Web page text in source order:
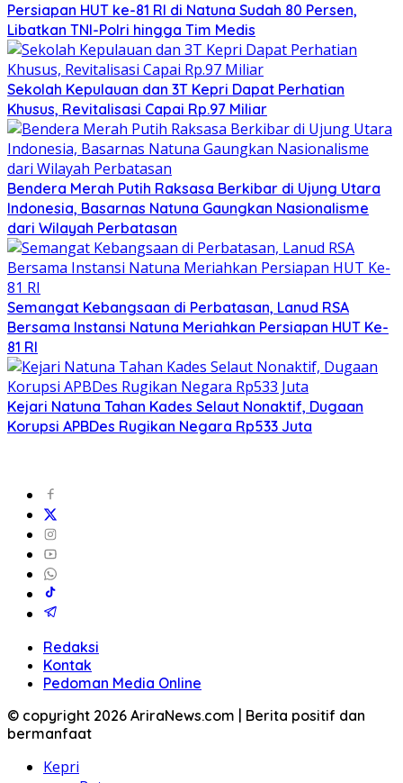
Persiapan HUT ke-81 RI di Natuna Sudah 80 Persen,
Libatkan TNI-Polri hingga Tim Medis
Sekolah Kepulauan dan 3T Kepri Dapat Perhatian
Khusus, Revitalisasi Capai Rp.97 Miliar
Bendera Merah Putih Raksasa Berkibar di Ujung Utara
Indonesia, Basarnas Natuna Gaungkan Nasionalisme
dari Wilayah Perbatasan
Semangat Kebangsaan di Perbatasan, Lanud RSA
Bersama Instansi Natuna Meriahkan Persiapan HUT Ke-
81 RI
Kejari Natuna Tahan Kades Selaut Nonaktif, Dugaan
Korupsi APBDes Rugikan Negara Rp533 Juta
Redaksi
Kontak
Pedoman Media Online
© copyright 2026 AriraNews.com | Berita positif dan
bermanfaat
Kepri